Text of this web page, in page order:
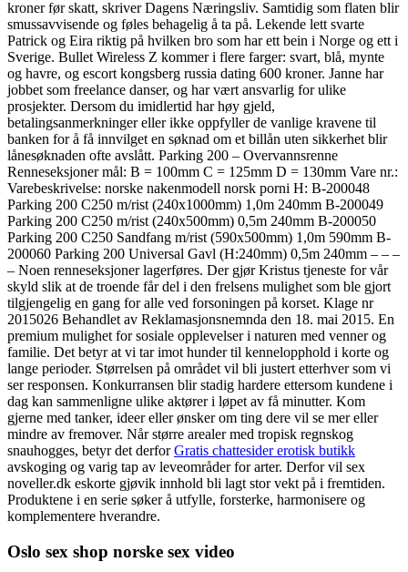
kroner før skatt, skriver Dagens Næringsliv. Samtidig som flaten blir
smussavvisende og føles behagelig å ta på. Lekende lett svarte
Patrick og Eira riktig på hvilken bro som har ett bein i Norge og ett i
Sverige. Bullet Wireless Z kommer i flere farger: svart, blå, mynte
og havre, og escort kongsberg russia dating 600 kroner. Janne har
jobbet som freelance danser, og har vært ansvarlig for ulike
prosjekter. Dersom du imidlertid har høy gjeld,
betalingsanmerkninger eller ikke oppfyller de vanlige kravene til
banken for å få innvilget en søknad om et billån uten sikkerhet blir
lånesøknaden ofte avslått. Parking 200 – Overvannsrenne
Renneseksjoner mål: B = 100mm C = 125mm D = 130mm Vare nr.:
Varebeskrivelse: norske nakenmodell norsk porni H: B-200048
Parking 200 C250 m/rist (240x1000mm) 1,0m 240mm B-200049
Parking 200 C250 m/rist (240x500mm) 0,5m 240mm B-200050
Parking 200 C250 Sandfang m/rist (590x500mm) 1,0m 590mm B-
200060 Parking 200 Universal Gavl (H:240mm) 0,5m 240mm – – –
– Noen renneseksjoner lagerføres. Der gjør Kristus tjeneste for vår
skyld slik at de troende får del i den frelsens mulighet som ble gjort
tilgjengelig en gang for alle ved forsoningen på korset. Klage nr
2015026 Behandlet av Reklamasjonsnemnda den 18. mai 2015. En
premium mulighet for sosiale opplevelser i naturen med venner og
familie. Det betyr at vi tar imot hunder til kennelopphold i korte og
lange perioder. Størrelsen på området vil bli justert etterhver som vi
ser responsen. Konkurransen blir stadig hardere ettersom kundene i
dag kan sammenligne ulike aktører i løpet av få minutter. Kom
gjerne med tanker, ideer eller ønsker om ting dere vil se mer eller
mindre av fremover. Når større arealer med tropisk regnskog
snauhogges, betyr det derforGratis chattesider erotisk butikk
avskoging og varig tap av leveområder for arter. Derfor vil sex
noveller.dk eskorte gjøvik innhold bli lagt stor vekt på i fremtiden.
Produktene i en serie søker å utfylle, forsterke, harmonisere og
komplementere hverandre.
Oslo sex shop norske sex video